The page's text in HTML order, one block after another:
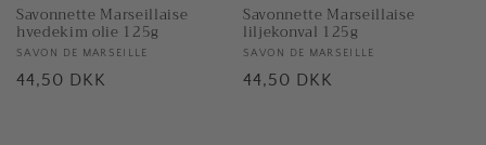
Savonnette Marseillaise
hvedekim olie 125g
Forhandler:
SAVON DE MARSEILLE
Normalpris
44,50 DKK
Savonnette Marseillaise
liljekonval 125g
Forhandler:
SAVON DE MARSEILLE
Normalpris
44,50 DKK